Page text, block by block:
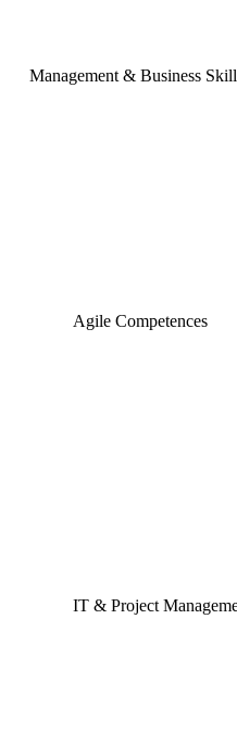
Management & Business
Agile Competences
IT & Project